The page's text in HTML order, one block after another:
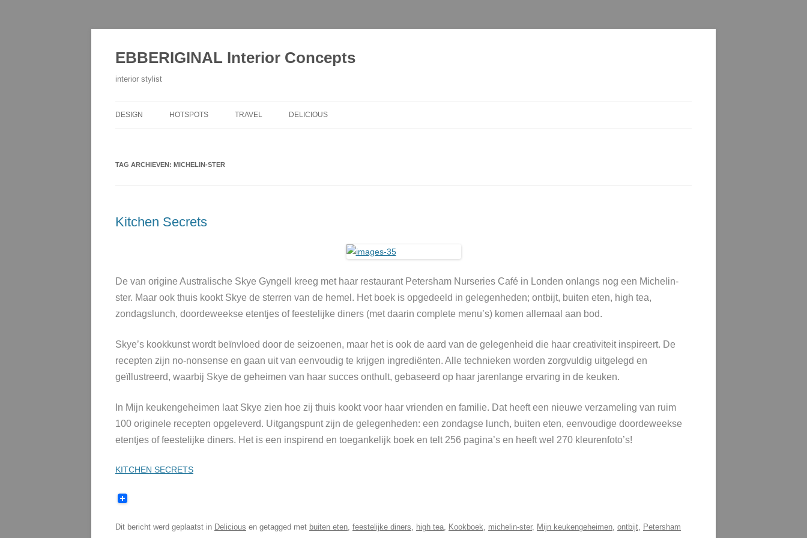
inhoud
EBBERIGINAL Interior Concepts
interior stylist
DESIGN HOTSPOTS TRAVEL DELICIOUS
TAG ARCHIEVEN: MICHELIN-STER
Kitchen Secrets
De van origine Australische Skye Gyngell kreeg met haar restaurant Petersham Nurseries Café in Londen onlangs nog een Michelin-
ster. Maar ook thuis kookt Skye de sterren van de hemel. Het boek is opgedeeld in gelegenheden; ontbijt, buiten eten, high tea,
zondagslunch, doordeweekse etentjes of feestelijke diners (met daarin complete menu’s) komen allemaal aan bod.
Skye’s kookkunst wordt beïnvloed door de seizoenen, maar het is ook de aard van de gelegenheid die haar creativiteit inspireert. De
recepten zijn no-nonsense en gaan uit van eenvoudig te krijgen ingrediënten. Alle technieken worden zorgvuldig uitgelegd en
geïllustreerd, waarbij Skye de geheimen van haar succes onthult, gebaseerd op haar jarenlange ervaring in de keuken.
In Mijn keukengeheimen laat Skye zien hoe zij thuis kookt voor haar vrienden en familie. Dat heeft een nieuwe verzameling van ruim
100 originele recepten opgeleverd. Uitgangspunt zijn de gelegenheden: een zondagse lunch, buiten eten, eenvoudige doordeweekse
etentjes of feestelijke diners. Het is een inspirend en toegankelijk boek en telt 256 pagina’s en heeft wel 270 kleurenfoto’s!
KITCHEN SECRETS
Dit bericht werd geplaatst in Delicious en getagged met buiten eten, feestelijke diners, high tea, Kookboek, michelin-ster, Mijn keukengeheimen, ontbijt, Petersham